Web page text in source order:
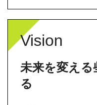
Vision
未来を変え
る